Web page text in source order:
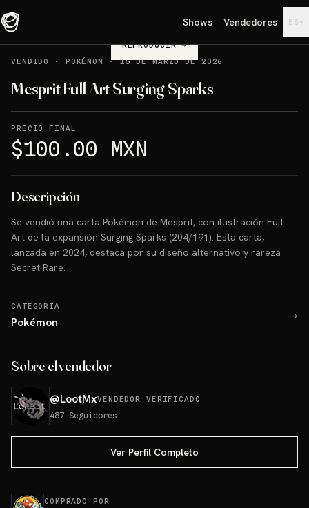
Shows Vendedores ES ▾
REPRODUCIR→
VENDIDO
· POKÉMON ·15 DE MARZO DE 2026
Mesprit Full Art Surging Sparks
PRECIO FINAL
$100.00 MXN
Descripción
Se vendió una carta Pokémon de Mesprit, con ilustración Full
Art de la expansión Surging Sparks (204/191). Esta carta,
lanzada en 2024, destaca por su diseño alternativo y rareza
Secret Rare.
CATEGORÍA
Pokémon →
Sobre el vendedor
@LootMxVENDEDOR VERIFICADO
487 Seguidores
Ver Perfil Completo
COMPRADO POR